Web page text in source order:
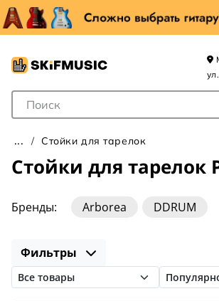
Поле для Поиска
Стойки для тарелок
Стойки для тарелок
Бренды: Arborea
DDRUM
Gibraltar
Mapex
PDP by DW Pearl
Фильтры